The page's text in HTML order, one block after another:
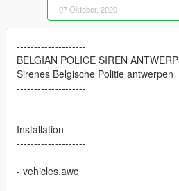
07 Oktober, 2020
--------------------
BELGIAN POLICE SIREN ANTWERP
Sirenes Belgische Politie antwerpen
--------------------
--------------------
Installation
--------------------
- vehicles.awc